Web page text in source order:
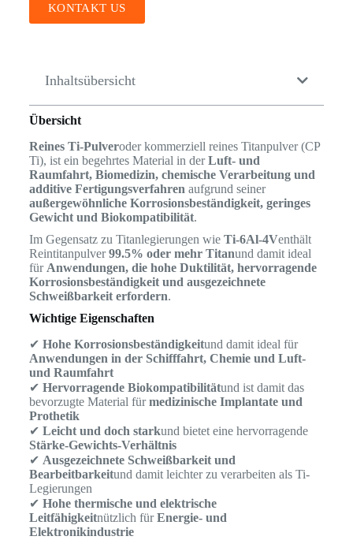
KONTAKT US
Inhaltsübersicht
Übersicht
Reines Ti-Pulveroder kommerziell reines Titanpulver (CP
Ti), ist ein begehrtes Material in derLuft- und
Raumfahrt, Biomedizin, chemische Verarbeitung und
additive Fertigungsverfahren aufgrund seiner
außergewöhnliche Korrosionsbeständigkeit, geringes
Gewicht und Biokompatibilität.
Im Gegensatz zu Titanlegierungen wie Ti-6Al-4Venthält
Reintitanpulver99.5% oder mehr Titanund damit ideal
für Anwendungen, die hohe Duktilität, hervorragende
Korrosionsbeständigkeit und ausgezeichnete
Schweißbarkeit erfordern.
Wichtige Eigenschaften
✔ Hohe Korrosionsbeständigkeitund damit ideal für
Anwendungen in der Schifffahrt, Chemie und Luft-
und Raumfahrt
✔ Hervorragende Biokompatibilitätund ist damit das
bevorzugte Material fürmedizinische Implantate und
Prothetik
✔ Leicht und doch starkund bietet eine hervorragende
Stärke-Gewichts-Verhältnis
✔ Ausgezeichnete Schweißbarkeit und
Bearbeitbarkeitund damit leichter zu verarbeiten als Ti-
Legierungen
✔ Hohe thermische und elektrische
Leitfähigkeitnützlich fürEnergie- und
Elektronikindustrie